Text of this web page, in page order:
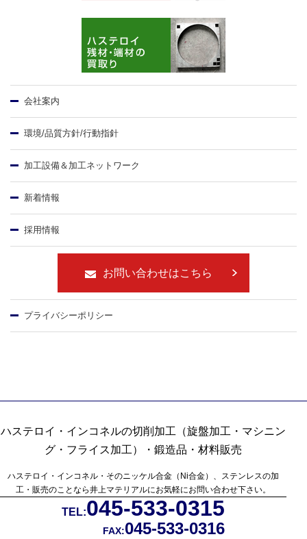
会社案内
環境/品質方針/行動指針
加工設備＆加工ネットワーク
新着情報
採用情報
お問い合わせはこちら
プライバシーポリシー
ハステロイ・インコネルの切削加工（旋盤加工・マシニン
グ・フライス加工）・鍛造品・材料販売
ハステロイ・インコネル・そのニッケル合金（Ni合金）、ステンレスの加
工・販売のことなら井上マテリアルにお気軽にお問い合わせ下さい。
TEL:045-533-0315
FAX:045-533-0316